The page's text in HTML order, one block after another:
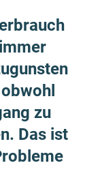
zu
Das ist